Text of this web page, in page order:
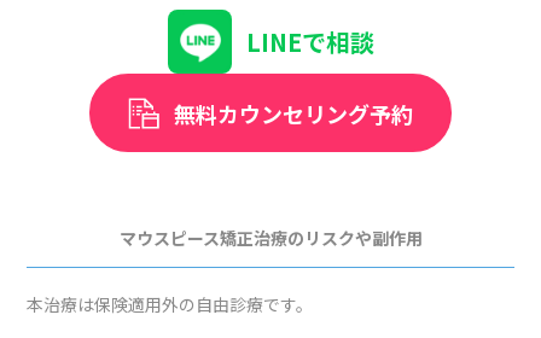
LINEで相談
無料カウンセリング予約
マウスピース矯正治療のリスクや副作用
本治療は保険適用外の自由診療です。